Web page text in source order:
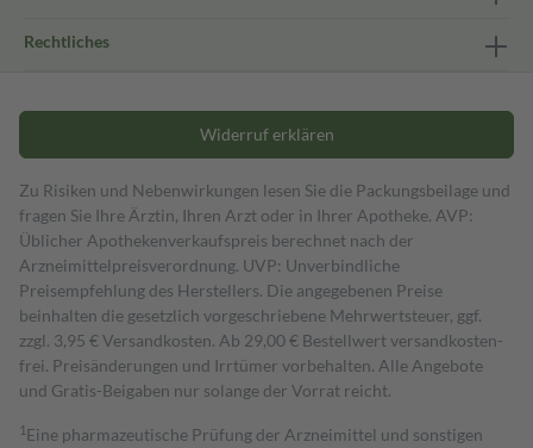
Rechtliches
Widerruf erklären
Zu Risiken und Nebenwirkungen lesen Sie die Packungsbeilage und
fragen Sie Ihre Ärztin, Ihren Arzt oder in Ihrer Apotheke. AVP:
Üblicher Apothekenverkaufspreis berechnet nach der
Arzneimittelpreisverordnung. UVP: Unverbindliche
Preisempfehlung des Herstellers. Die angegebenen Preise
beinhalten die gesetzlich vorgeschriebene Mehrwertsteuer, ggf.
zzgl. 3,95 € Versandkosten. Ab 29,00 € Bestell­wert versand­kosten­
frei. Preisänderungen und Irrtümer vorbehalten. Alle Angebote
und Gratis-Beigaben nur solange der Vorrat reicht.
1 Eine pharmazeutische Prüfung der Arzneimittel und sonstigen